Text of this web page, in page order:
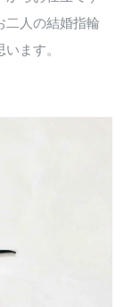
二人の結婚指輪
ます。